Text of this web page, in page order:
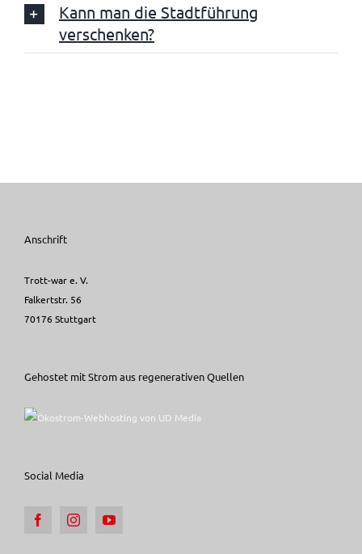
Kann man die Stadtführung
verschenken?
Anschrift
Trott-war e. V.
Falkertstr. 56
70176 Stuttgart
Gehostet mit Strom aus regenerativen Quellen
Social Media